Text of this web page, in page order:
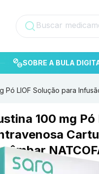
SOBRE A BULA
Pó LIOF Solução para
100 mg Pó
âmbar